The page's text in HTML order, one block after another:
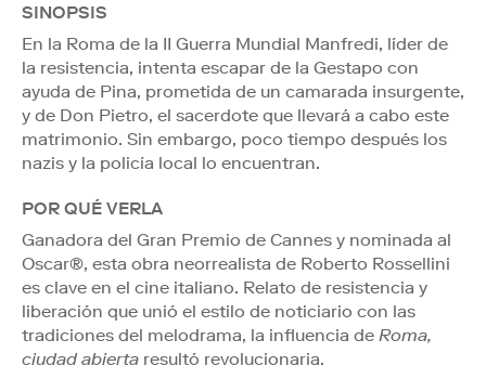
SINOPSIS
En la Roma de la II Guerra Mundial Manfredi, líder de
la resistencia, intenta escapar de la Gestapo con
ayuda de Pina, prometida de un camarada insurgente,
y de Don Pietro, el sacerdote que llevará a cabo este
matrimonio. Sin embargo, poco tiempo después los
nazis y la policía local lo encuentran.
POR QUÉ VERLA
Ganadora del Gran Premio de Cannes y nominada al
Oscar®, esta obra neorrealista de Roberto Rossellini
es clave en el cine italiano. Relato de resistencia y
liberación que unió el estilo de noticiario con las
tradiciones del melodrama, la influencia de Roma,
ciudad abierta resultó revolucionaria.